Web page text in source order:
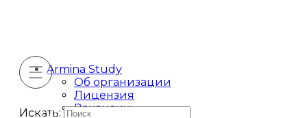
Armina Study
Об организации
Лицензия
Вакансии
Искать: